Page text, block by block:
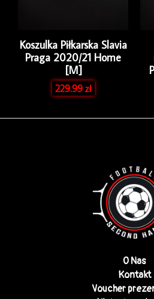
Koszulka Piłkarska Slavia
Praga 2020/21 Home
[M]
229.99zł
O Nas
Kontakt
Voucher